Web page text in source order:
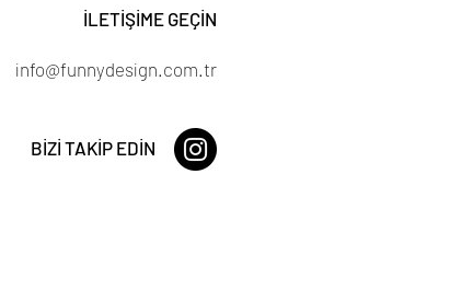
İLETİŞİME GEÇİN
info@funnydesign.com.tr
BİZİ TAKİP EDİN